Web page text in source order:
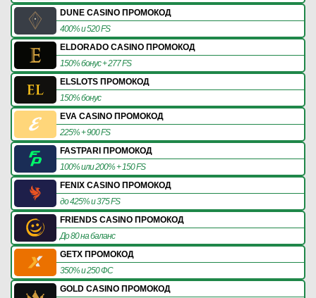
DUNE CASINO ПРОМОКОД
400% и 520 FS
ELDORADO CASINO ПРОМОКОД
150% бонус + 277 FS
ELSLOTS ПРОМОКОД
150% бонус
EVA CASINO ПРОМОКОД
225% + 900 FS
FASTPARI ПРОМОКОД
100% или 200% + 150 FS
FENIX CASINO ПРОМОКОД
до 425% и 375 FS
FRIENDS CASINO ПРОМОКОД
До 80 на баланс
GETX ПРОМОКОД
350% и 250 ФС
GOLD CASINO ПРОМОКОД